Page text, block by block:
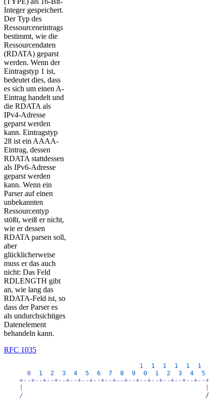
Integer gespeichert.
Der Typ des
Ressourceneintrags
bestimmt, wie die
Ressourcendaten
(RDATA) geparst
werden. Wenn der
Eintragstyp 1 ist,
bedeutet dies, dass
es sich um einen A-
Eintrag handelt und
die RDATA als
IPv4-Adresse
geparst werden
kann. Eintragstyp
28 ist ein AAAA-
Eintrag, dessen
RDATA stattdessen
als IPv6-Adresse
geparst werden
kann. Wenn ein
Parser auf einen
unbekannten
Ressourcentyp
stößt, weiß er nicht,
wie er dessen
RDATA parsen soll,
aber
glücklicherweise
muss er das auch
nicht: Das Feld
RDLENGTH gibt
an, wie lang das
RDATA-Feld ist, so
dass der Parser es
als undurchsichtiges
Datenelement
behandeln kann.
RFC 1035
                                   1
  1
  1
  1
  1
  1
      0
  1
  2
  3
  4
  5
  6
  7
  8
  9
  0
  1
  2
  3
  4
  5
    +--+--+--+--+--+--+--+--+--+--+--+--+--+--+--+--+
    /
                                               /